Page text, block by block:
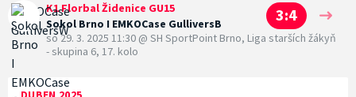
K1 Florbal Židenice GU15
Sokol Brno I EMKOCase GulliversB
3:4
so 29. 3. 2025 11:30 @ SH SportPoint Brno, Liga starších žákyň
- skupina 6, 17. kolo